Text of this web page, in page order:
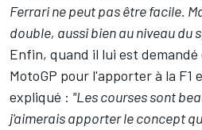
Ferrari ne peut pas être facile.
double, aussi bien au niveau du
Enfin, quand il lui est
MotoGP pour l'apporter à la F1
expliqué : "Les courses sont
j'aimerais apporter le concept